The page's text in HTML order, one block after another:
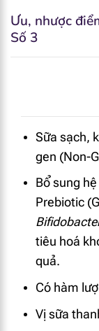
Ưu, nhược
Số 3
Sữa sạch,
gen (Non-
Bổ sung
Prebiotic
tiêu hoá
quả.
Có hàm
Vị sữa